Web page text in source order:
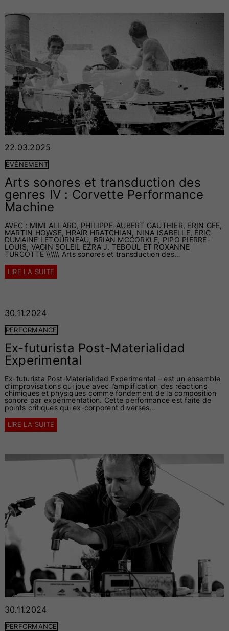
22.03.2025
ÉVÉNEMENT
Arts sonores et transduction des
genres IV : Corvette Performance
Machine
AVEC : MIMI ALLARD, PHILIPPE-AUBERT GAUTHIER, ERIN GEE,
MARTIN HOWSE, HRAÏR HRATCHIAN, NINA ISABELLE, ÉRIC
DUMAINE LÉTOURNEAU, BRIAN MCCORKLE, PIPO PIERRE-
LOUIS, VAGIN SOLEIL EZRA J. TEBOUL ET ROXANNE
TURCOTTE \\\\\\ Arts sonores et transduction des…
LIRE LA SUITE
30.11.2024
PERFORMANCE
Ex-futurista Post-Materialidad
Experimental
Ex-futurista Post-Materialidad Experimental – est un ensemble
d’improvisations qui joue avec l’amplification des réactions
chimiques et physiques comme fondement de la composition
sonore par expérimentation. Cette performance est faite de
points critiques qui ex-corporent diverses…
LIRE LA SUITE
30.11.2024
PERFORMANCE